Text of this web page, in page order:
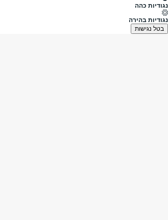
נגודיות כהה
נגודיות בהירה
בטל נגישות